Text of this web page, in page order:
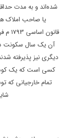
یا صاحب املاک
آن یک سال سکونت
دیگری نیز پذیرفته
کسی است که یک
تمام خارجیانی که